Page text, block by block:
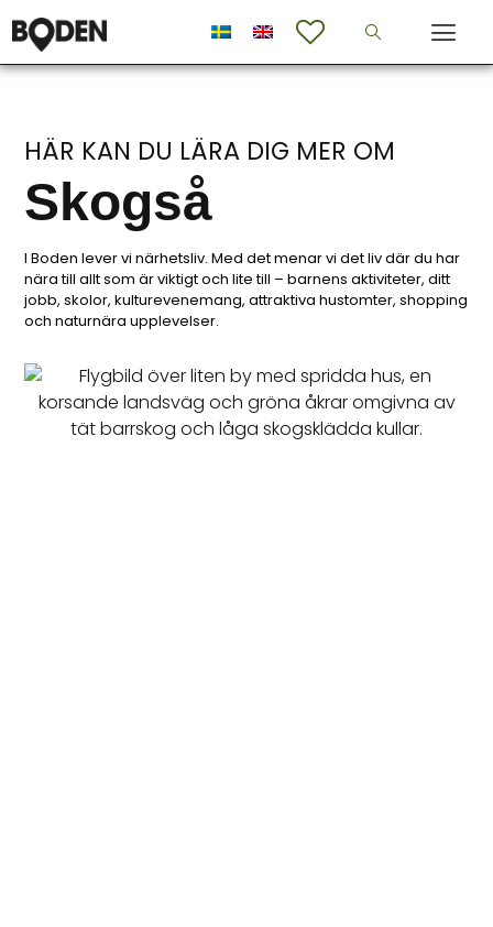
HÄR KAN DU LÄRA DIG MER OM
Skogså
I Boden lever vi närhetsliv. Med det menar vi det liv där du har
nära till allt som är viktigt och lite till – barnens aktiviteter, ditt
jobb, skolor, kulturevenemang, attraktiva hustomter, shopping
och naturnära upplevelser.